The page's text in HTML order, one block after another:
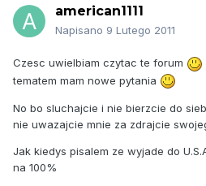
american1111
Napisano 9 Lutego 2011
Czesc uwielbiam czytac te forum
tematem mam nowe pytania
No bo sluchajcie i nie bierzcie do siebie
nie uwazajcie mnie za zdrajcie
Jak kiedys pisalem ze wyjade do
na 100%